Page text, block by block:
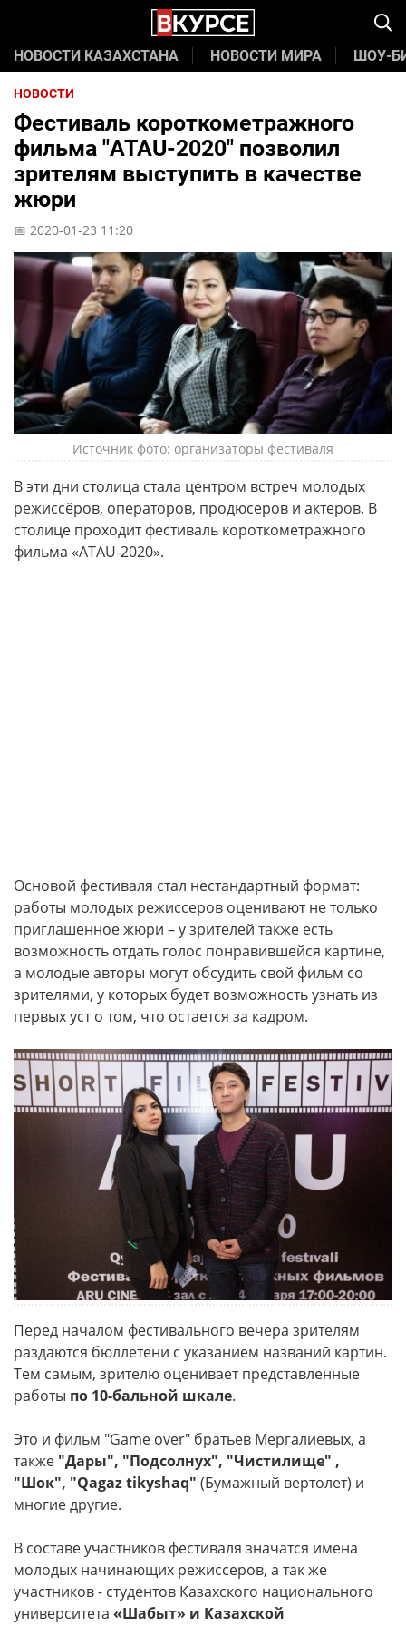
НОВОСТИ КАЗАХСТАНА НОВОСТИ МИРА ШОУ-
НОВОСТИ
Фестиваль короткометражного
фильма "АТАU-2020" позволил
зрителям выступить в качестве
жюри
📅 2020-01-23 11:20
Источник фото: организаторы фестиваля
В эти дни столица стала центром встреч молодых
режиссёров, операторов, продюсеров и актеров. В
столице проходит фестиваль короткометражного
фильма «ATAU-2020».
Основой фестиваля стал нестандартный формат:
работы молодых режиссеров оценивают не только
приглашенное жюри – у зрителей также есть
возможность отдать голос понравившейся картине,
а молодые авторы могут обсудить свой фильм со
зрителями, у которых будет возможность узнать из
первых уст о том, что остается за кадром.
Перед началом фестивального вечера зрителям
раздаются бюллетени с указанием названий картин.
Тем самым, зрителю оценивает представленные
работы по 10-бальной шкале.
Это и фильм "Game over" братьев Мергалиевых, а
также "Дары", "Подсолнух", "Чистилище" ,
"Шок", "Qagaz tikyshaq" (Бумажный вертолет) и
многие другие.
В составе участников фестиваля значатся имена
молодых начинающих режиссеров, а так же
участников - студентов Казахского национального
университета «Шабыт» и Казахской